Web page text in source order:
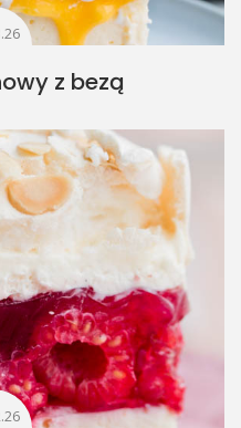
z bezą